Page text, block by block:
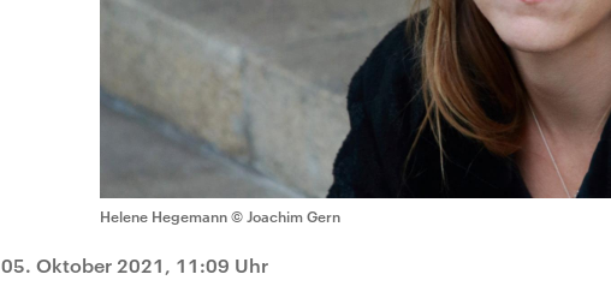
Helene Hegemann © Joachim Gern
05. Oktober 2021, 11:09 Uhr